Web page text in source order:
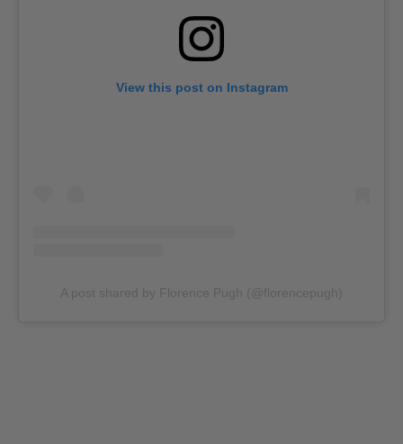
View this post on Instagram
A post shared by Florence Pugh (@florencepugh)